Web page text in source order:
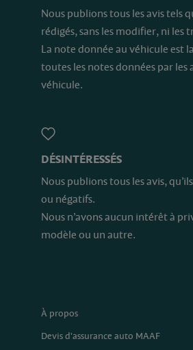
Nous publions tous les avis tels
rédigés, sans les modifier, ni les
La note donnée au véhicule est
toutes les notes données par les
véhicule.
DÉSINTÉRESSÉS
Nous publions tous les avis,
ou négatifs.
Nous n’avons aucun intérêt à
modèle ou un autre.
À propos
Devis d'assurance auto MAAF